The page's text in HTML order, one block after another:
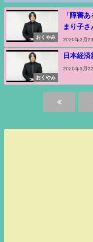
おくやみ
「障害
まり子さ
2020年3月23
おくやみ
日本経
2020年3月22